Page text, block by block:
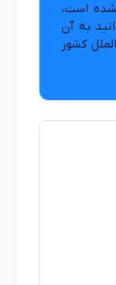
است،
به آن
کشور